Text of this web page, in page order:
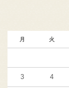
月 火
3 4